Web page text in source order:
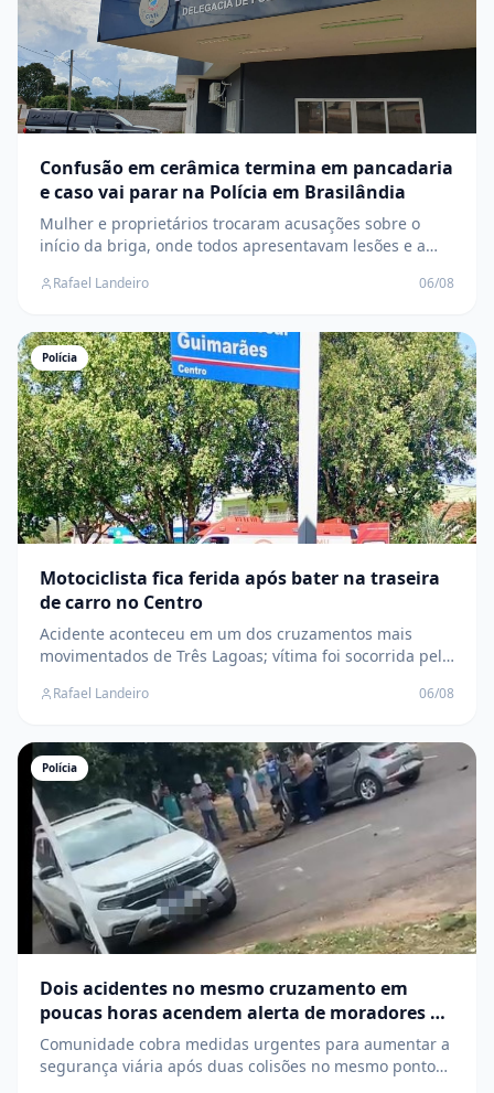
Confusão em cerâmica termina em pancadaria
e caso vai parar na Polícia em Brasilândia
Mulher e proprietários trocaram acusações sobre o
início da briga, onde todos apresentavam lesões e a
Rafael Landeiro 06/08
Polícia
Motociclista fica ferida após bater na traseira
de carro no Centro
Acidente aconteceu em um dos cruzamentos mais
movimentados de Três Lagoas; vítima foi socorrida pelo
Rafael Landeiro 06/08
Polícia
Dois acidentes no mesmo cruzamento em
poucas horas acendem alerta de moradores no
Jardim Alvorada
Comunidade cobra medidas urgentes para aumentar a
segurança viária após duas colisões no mesmo ponto